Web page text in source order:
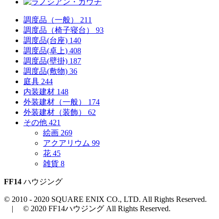
調度品（一般） 211
調度品（椅子寝台） 93
調度品(台座) 140
調度品(卓上) 408
調度品(壁掛) 187
調度品(敷物) 36
庭具 244
内装建材 148
外装建材（一般） 174
外装建材（装飾） 62
その他 421
絵画 269
アクアリウム 99
花 45
雑貨 8
FF14 ハウジング
© 2010 - 2020 SQUARE ENIX CO., LTD. All Rights Reserved.
| © 2020 FF14ハウジング All Rights Reserved.